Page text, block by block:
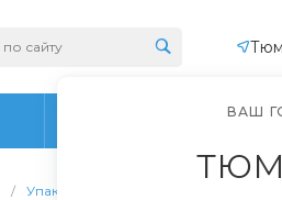
ПРОИЗВОДСТВО
/ Упаковка для компьютеров
ВАШ